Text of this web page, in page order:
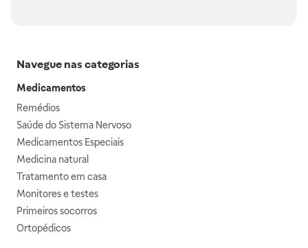
Navegue nas categorias
Medicamentos
Remédios
Saúde do Sistema Nervoso
Medicamentos Especiais
Medicina natural
Tratamento em casa
Monitores e testes
Primeiros socorros
Ortopédicos